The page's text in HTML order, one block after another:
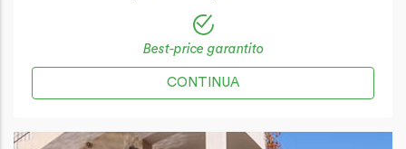
Best-price garantito
CONTINUA